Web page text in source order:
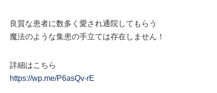
良質な患者に数多く愛され通院してもらう
魔法のような集患の手立ては存在しません！
詳細はこちら
https://wp.me/P6asQv-rE